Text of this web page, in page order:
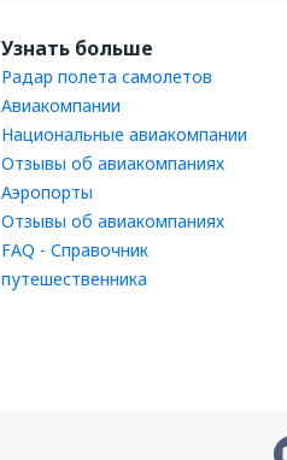
Узнать больше
Радар полета самолетов
Авиакомпании
Национальные авиакомпании
Отзывы об авиакомпаниях
Аэропорты
Отзывы об авиакомпаниях
FAQ - Справочник
путешественника